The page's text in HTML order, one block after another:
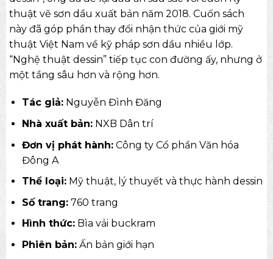
thuật vẽ sơn dầu xuất bản năm 2018. Cuốn sách
này đã góp phần thay đổi nhận thức của giới mỹ
thuật Việt Nam về kỹ pháp sơn dầu nhiều lớp.
“Nghệ thuật dessin” tiếp tục con đường ấy, nhưng ở
một tầng sâu hơn và rộng hơn.
Tác giả:Nguyễn Đình Đăng
Nhà xuất bản:NXB Dân trí
Đơn vị phát hành:Công ty Cổ phần Văn hóa
Đông A
Thể loại:Mỹ thuật, lý thuyết và thực hành dessin
Số trang:760 trang
Hình thức:Bìa vải buckram
Phiên bản:Ấn bản giới hạn